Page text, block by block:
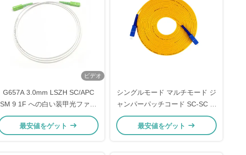
ビデオ
G657A 3.0mm LSZH SC/APC
SM 9 1F への白い装甲光ファイ
バ パッチ コード SC/APC
最安値をゲット
シングルモード マルチモード ジ
ャンパーパッチコード SC-SC 装
甲 ファイバーオプティックパッ
チコード FTTH
最安値をゲット